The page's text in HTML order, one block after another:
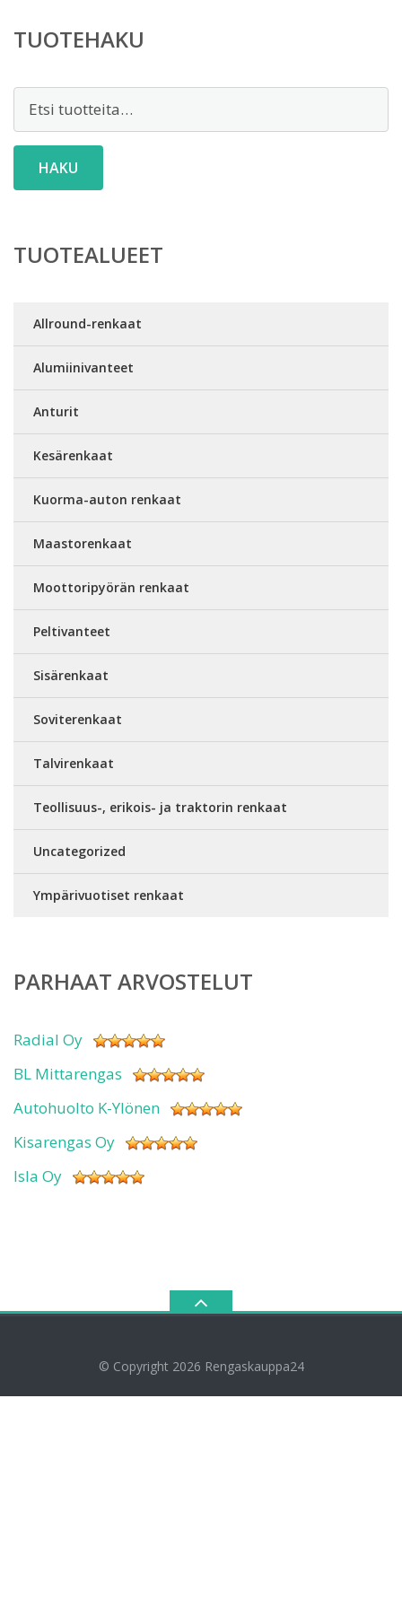
TUOTEHAKU
Etsi:
HAKU
TUOTEALUEET
Allround-renkaat
Alumiinivanteet
Anturit
Kesärenkaat
Kuorma-auton renkaat
Maastorenkaat
Moottoripyörän renkaat
Peltivanteet
Sisärenkaat
Soviterenkaat
Talvirenkaat
Teollisuus-, erikois- ja traktorin renkaat
Uncategorized
Ympärivuotiset renkaat
PARHAAT ARVOSTELUT
Radial Oy
BL Mittarengas
Autohuolto K-Ylönen
Kisarengas Oy
Isla Oy
© Copyright 2026 Rengaskauppa24